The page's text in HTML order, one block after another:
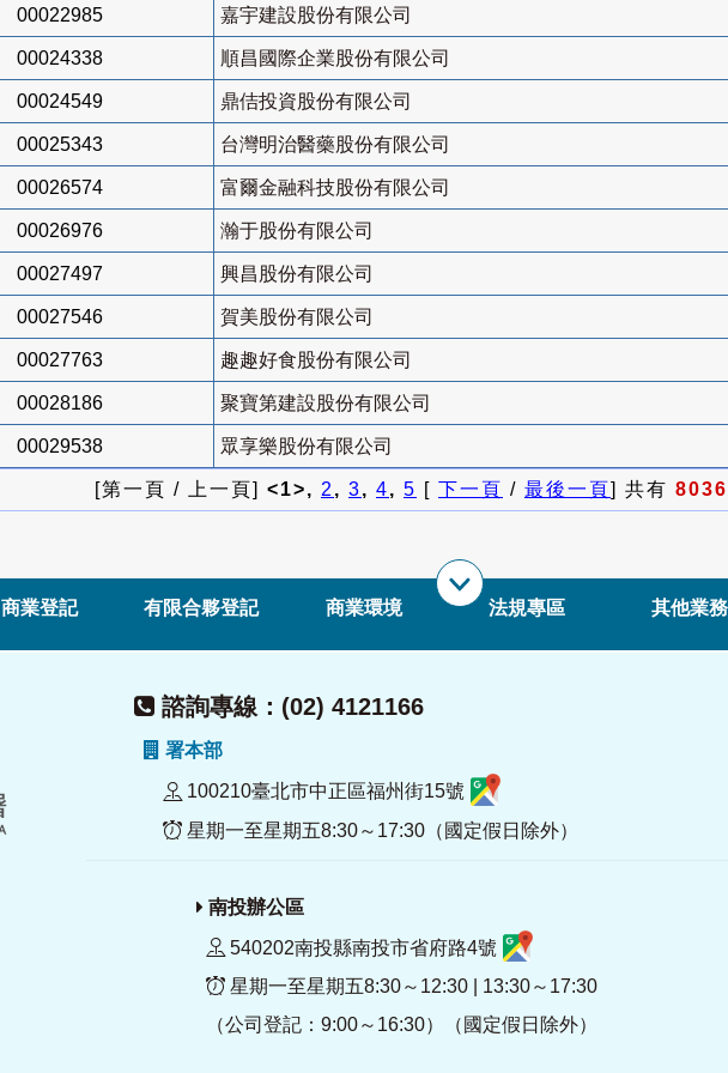
00022985 嘉宇建設股份有限公司
00024338 順昌國際企業股份有限公司
00024549 鼎佶投資股份有限公司
00025343 台灣明治醫藥股份有限公司
00026574 富爾金融科技股份有限公司
00026976 瀚于股份有限公司
00027497 興昌股份有限公司
00027546 賀美股份有限公司
00027763 趣趣好食股份有限公司
00028186 聚寶第建設股份有限公司
00029538 眾享樂股份有限公司
[第一頁 / 上一頁] <1>, 2, 3, 4, 5 [ 下一頁 / 最後一頁] 共有 8036
商業登記 有限合夥登記 商業環境 法規專區 其他業務
諮詢專線：(02) 4121166
署本部
100210臺北市中正區福州街15號
星期一至星期五8:30～17:30（國定假日除外）
南投辦公區
540202南投縣南投市省府路4號
星期一至星期五8:30～12:30 | 13:30～17:30
（公司登記：9:00～16:30）（國定假日除外）